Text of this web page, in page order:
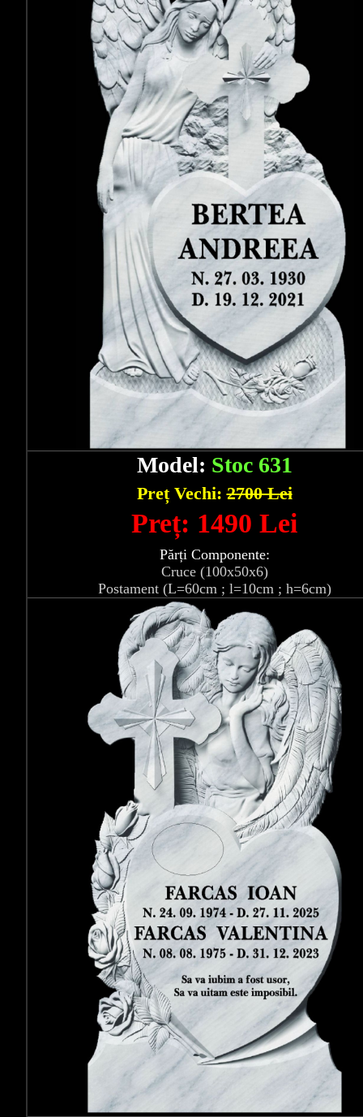
Model: Stoc 631
Preț Vechi:2700 Lei
Preț: 1490 Lei
Părți Componente:
Cruce (100x50x6)
Postament (L=60cm ; l=10cm ; h=6cm)